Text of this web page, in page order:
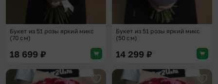
Букет из 51 розы яркий микс
(70 см)
18 699 ₽
Букет из 51 розы яркий микс
(50 см)
14 299 ₽